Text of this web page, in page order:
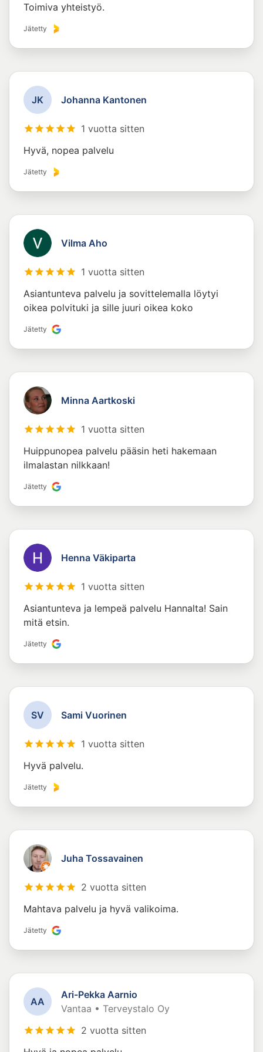
Toimiva yhteistyö.
Jätetty
JK Johanna Kantonen
1 vuotta sitten
Hyvä, nopea palvelu
Jätetty
Vilma Aho
1 vuotta sitten
Asiantunteva palvelu ja sovittelemalla löytyi
oikea polvituki ja sille juuri oikea koko
Jätetty
Minna Aartkoski
1 vuotta sitten
Huippunopea palvelu pääsin heti hakemaan
ilmalastan nilkkaan!
Jätetty
Henna Väkiparta
1 vuotta sitten
Asiantunteva ja lempeä palvelu Hannalta! Sain
mitä etsin.
Jätetty
SV Sami Vuorinen
1 vuotta sitten
Hyvä palvelu.
Jätetty
Juha Tossavainen
2 vuotta sitten
Mahtava palvelu ja hyvä valikoima.
Jätetty
AA
Ari-Pekka Aarnio
Vantaa • Terveystalo Oy
2 vuotta sitten